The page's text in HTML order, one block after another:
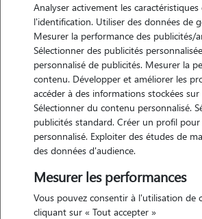
Motivation
je suis actuellement en recherche active
l'événementiel. j'ai toujours adoré les
lorsque j'aurais une situation plus stable,
animal de compagnie (chien ou chat). en
mettre mon énergie auprès des animaux
promenades. je m'adapte évidemment aux
Expérience
Analyser activement les
l'identification. Utiliser des données de
Mesurer la performance des publicités/
Sélectionner des publicités
personnalisé de publicités. Mesurer la
contenu. Développer et améliorer les
accéder à des informations stockées
Sélectionner du contenu personnalisé.
publicités standard. Créer un profil
personnalisé. Exploiter des études de
des données d'audience.
Mesurer les performances
Vous pouvez consentir à l'utilisation de
cliquant sur « Tout accepter »